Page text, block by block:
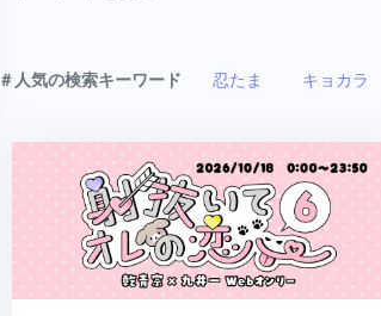
＃人気の検索キーワード 忍たま キョカラ